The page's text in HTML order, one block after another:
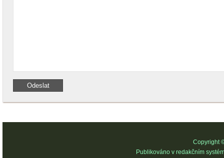
Copyright
Publikováno v redakčním